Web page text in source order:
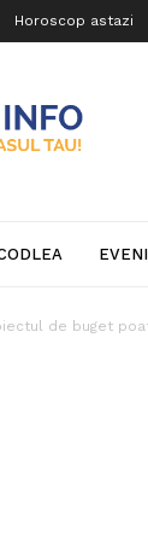
Horoscop astazi
de buget